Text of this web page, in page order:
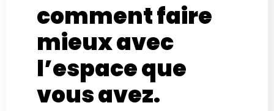
comment faire
mieux avec
l’espace que
vous avez.